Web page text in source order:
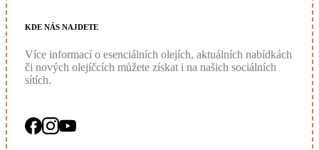
KDE NÁS NAJDETE
Více informací o esenciálních olejích, aktuálních nabídkách
či nových olejíčcích můžete získat i na našich sociálních
sítích.